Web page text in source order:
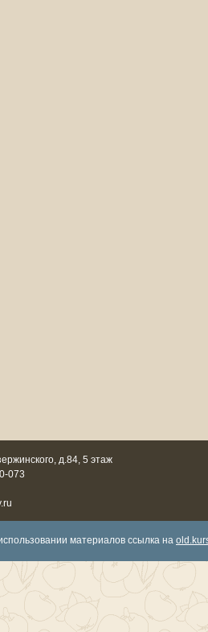
д.84, 5 этаж
073
материалов ссылка на